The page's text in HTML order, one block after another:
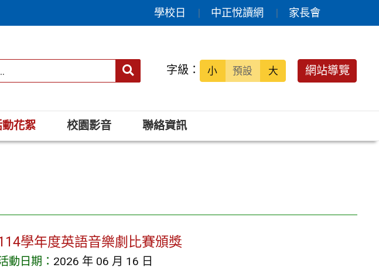
學校日 中正悅讀網 家長會
送出 字級： 小 預設 大 網站導覽
動花絮 校園影音 聯絡資訊
學年度英語音樂劇比賽頒獎
動日期： 2026 年 06 月 16 日